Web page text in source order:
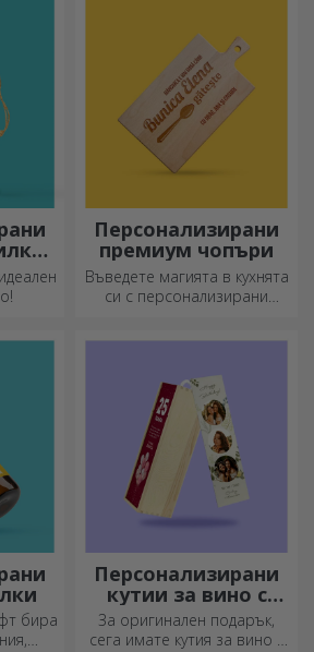
Персонализирани
премиум чопъри
Въведете магията в кухнята
си с персонализирани
бира
Персонализирани
кутии за вино с
фотография
За оригинален подарък,
сега имате кутия за вино с